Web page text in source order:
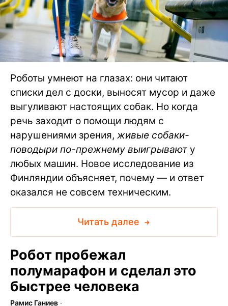
Роботы умнеют на глазах: они читают
списки дел с доски, выносят мусор и даже
выгуливают настоящих собак. Но когда
речь заходит о помощи людям с
нарушениями зрения, живые собаки-
поводыри по-прежнему выигрывают у
любых машин. Новое исследование из
Финляндии объясняет, почему — и ответ
оказался не совсем техническим.
Читать далее
Робот пробежал
полумарафон и сделал это
быстрее человека
Рамис Ганиев ∙